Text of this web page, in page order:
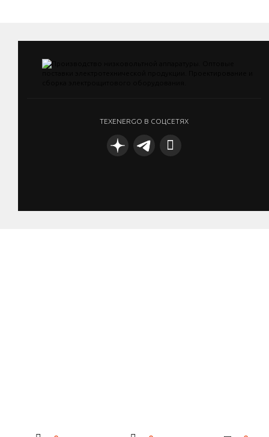
TEXENERGO В СОЦСЕТЯХ